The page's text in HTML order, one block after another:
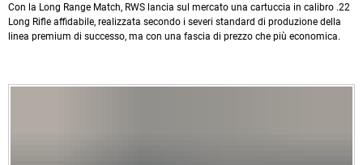
Con la Long Range Match, RWS lancia sul mercato una cartuccia in calibro .22
Long Rifle affidabile, realizzata secondo i severi standard di produzione della
linea premium di successo, ma con una fascia di prezzo che più economica.